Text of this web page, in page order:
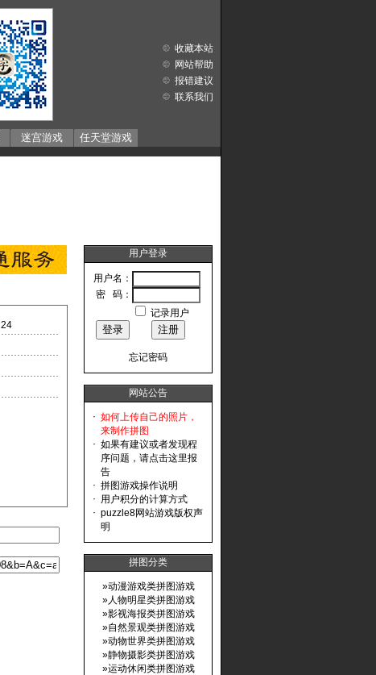
迷宫游戏 任天堂游戏
收藏本站
网站帮助
报错建议
联系我们
24
用户登录
用户名：
密 码：
记录用户
忘记密码
网站公告
· 如何上传自己的照片，
来制作拼图
· 如果有建议或者发现程
序问题，请点击这里报
告
· 拼图游戏操作说明
· 用户积分的计算方式
· puzzle8网站游戏版权声
明
拼图分类
»动漫游戏类拼图游戏
»人物明星类拼图游戏
»影视海报类拼图游戏
»自然景观类拼图游戏
»动物世界类拼图游戏
»静物摄影类拼图游戏
»运动休闲类拼图游戏